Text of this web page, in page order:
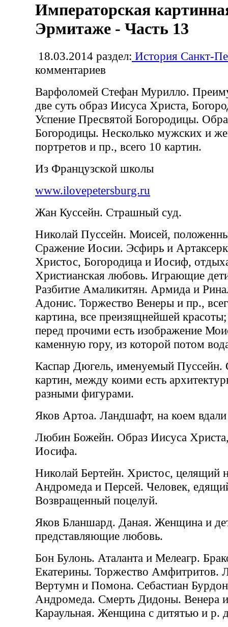
Императорская
Эрмитаже - Часть 13
18.03.2014 раздел: История Санкт-
комментариев
Варфоломей Стефан Мурилло.
две суть образ Иисуса Христа,
Успение Пресвятой Богородицы.
Богородицы. Несколько мужских и
портретов и пр., всего 10 картин.
Из Французской школы
www.ilovepetersburg.ru
Жан Куссейн. Страшный суд.
Николай Пуссейн. Моисей,
Сражение Иосии. Эсфирь и
Христос, Богородица и Иосиф,
Христианская любовь. Играющие
Разбитие Амаликитян. Армида и
Адонис. Торжество Венеры и пр.,
картина, все преизящнейшей
перед прочими есть изображение
каменную гору, из которой потом
Каспар Дюгель, именуемый Пуссейн.
картин, между коими есть
разными фигурами.
Яков Артоа. Ландшафт, на коем
Любин Божейн. Образ Иисуса
Иосифа.
Николай Бертейн. Христос, целящий
Андромеда и Персей. Человек,
Возвращенный поцелуй.
Яков Бланшард. Даная. Женщина и
представляющие любовь.
Бон Булонь. Аталанта и Мелеагр.
Екатерины. Торжество Амфитритов.
Вертумн и Помона. Себастиан
Андромеда. Смерть Дидоны. Венера
Караульная. Женщина с дитятью и р.